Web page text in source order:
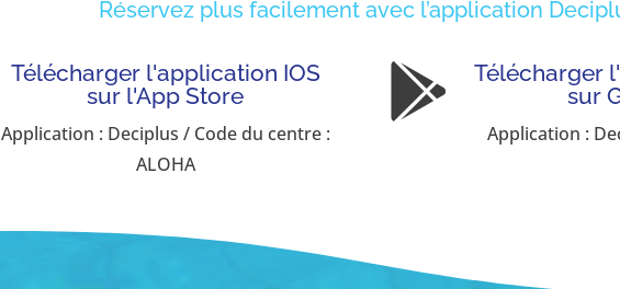
Réservez plus facilement avec l’application
Télécharger l'application IOS
sur l'App Store
Application : Deciplus / Code du centre :
ALOHA

Télécharger
sur
Application :